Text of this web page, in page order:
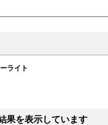
ライト
果を表示しています